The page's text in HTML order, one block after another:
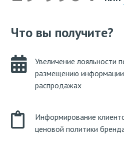
Что вы получите?
Увеличение лояльности
размещению информации
распродажах
Информирование
ценовой политики